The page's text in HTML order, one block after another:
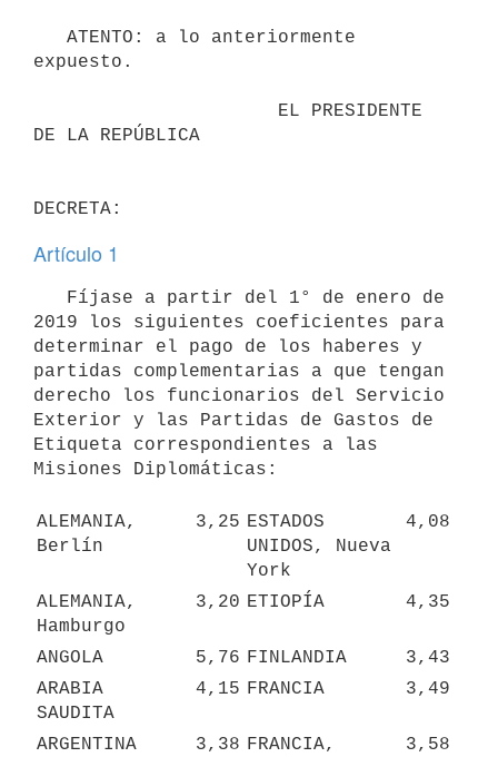
expuesto.
DE LA REPÚBLICA
Artículo 1
2019 los siguientes coeficientes para
determinar el pago de los haberes y
partidas complementarias a que tengan
derecho los funcionarios del Servicio
Exterior y las Partidas de Gastos de
Etiqueta correspondientes a las
Misiones Diplomáticas:
ALEMANIA,
Berlín
3,25 ESTADOS
UNIDOS, Nueva
York
4,08
ALEMANIA,
Hamburgo
3,20 ETIOPÍA 4,35
ANGOLA 5,76 FINLANDIA
3,43
ARABIA
SAUDITA
4,15 FRANCIA 3,49
ARGENTINA 3,38 FRANCIA,
3,58